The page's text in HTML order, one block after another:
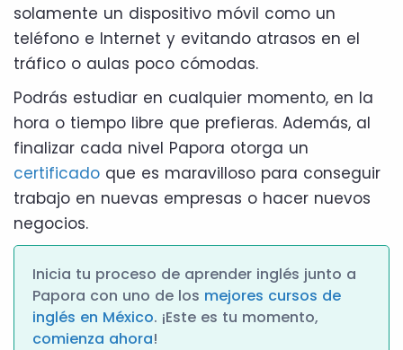
solamente un dispositivo móvil como un
teléfono e Internet y evitando atrasos en el
tráfico o aulas poco cómodas.
Podrás estudiar en cualquier momento, en la
hora o tiempo libre que prefieras. Además, al
finalizar cada nivel Papora otorga un
certificado que es maravilloso para conseguir
trabajo en nuevas empresas o hacer nuevos
negocios.
Inicia tu proceso de aprender inglés junto a
Papora con uno de los mejores cursos de
inglés en México. ¡Este es tu momento,
comienza ahora!